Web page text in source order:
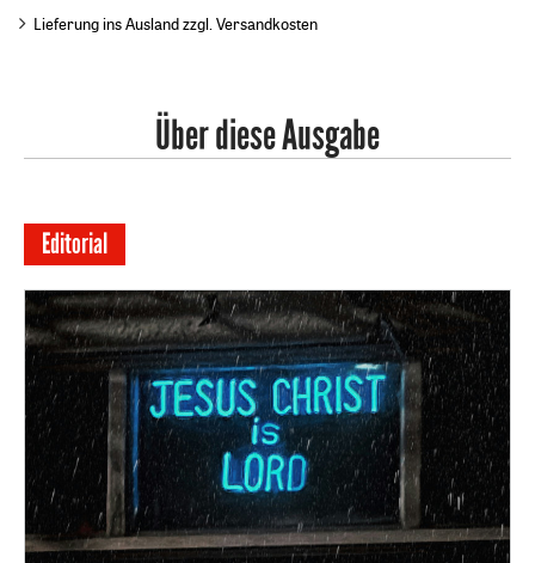
Lieferung ins Ausland zzgl. Versandkosten
Über diese Ausgabe
Editorial